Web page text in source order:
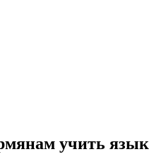
учить язык